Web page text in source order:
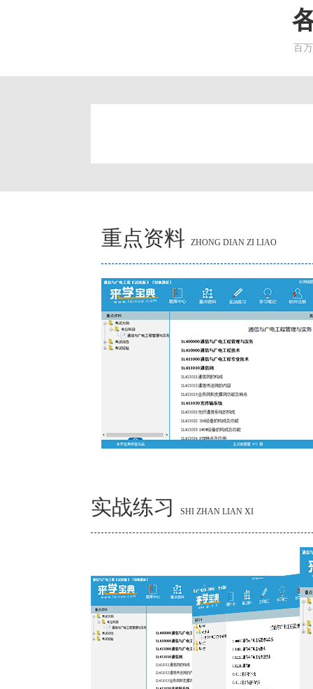
百
重点资料 ZHONG DIAN ZI LIAO
实战练习 SHI ZHAN LIAN XI